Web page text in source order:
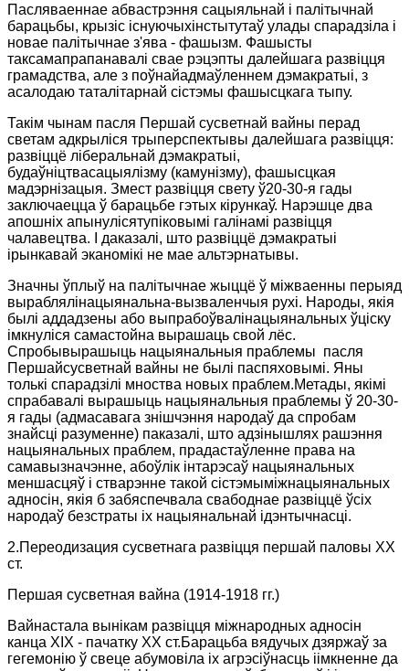
Пасляваеннае абвастрэння сацыяльнай і палітычнай
барацьбы, крызіс існуючыхінстытутаў улады спарадзіла і
новае палітычнае з'ява - фашызм. Фашысты
таксамапрапанавалі свае рэцэпты далейшага развіцця
грамадства, але з поўнайадмаўленнем дэмакратыі, з
асалодаю таталітарнай сістэмы фашысцкага тыпу.
Такім чынам пасля Першай сусветнай вайны перад
светам адкрыліся трыперспектывы далейшага развіцця:
развіццё ліберальнай дэмакратыі,
будаўніцтвасацыялізму (камунізму), фашысцкая
мадэрнізацыя. Змест развіцця свету ў20-30-я гады
заключаецца ў барацьбе гэтых кірункаў. Нарэшце два
апошніх апынулісятупіковымі галінамі развіцця
чалавецтва. І даказалі, што развіццё дэмакратыі
ірынкавай эканомікі не мае альтэрнатывы.
Значны ўплыў на палітычнае жыццё ў міжваенны перыяд
выраблялінацыянальна-вызваленчыя рухі. Народы, якія
былі аддадзены або выпрабоўвалінацыянальных ўціску
імкнуліся самастойна вырашаць свой лёс.
Спробывырашыць нацыянальныя праблемы пасля
Першайсусветнай вайны не былі паспяховымі. Яны
толькі спарадзілі мноства новых праблем.Метады, якімі
спрабавалі вырашыць нацыянальныя праблемы ў 20-30-
я гады (адмасавага знішчэння народаў да спробам
знайсці разуменне) паказалі, што адзінышлях рашэння
нацыянальных праблем, прадастаўленне права на
самавызначэнне, абоўлік інтарэсаў нацыянальных
меншасцяў і стварэнне такой сістэмыміжнацыянальных
адносін, якія б забяспечвала свабоднае развіццё ўсіх
народаў безстраты іх нацыянальнай ідэнтычнасці.
2.Переодизация сусветнага развіцця першай паловы ХХ
ст.
Першая сусветная вайна (1914-1918 гг.)
Вайнастала вынікам развіцця міжнародных адносін
канца ХIХ - пачатку ХХ ст.Барацьба вядучых дзяржаў за
гегемонію ў свеце абумовіла іх агрэсіўнасць іімкненне да